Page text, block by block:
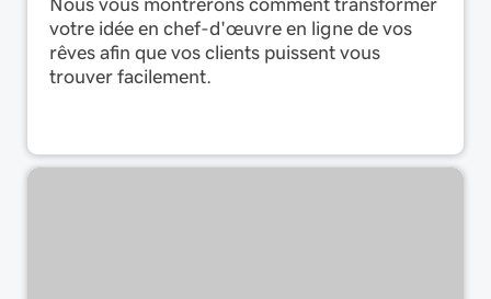
Nous vous montrerons comment transformer
votre idée en chef-d'œuvre en ligne de vos
rêves afin que vos clients puissent vous
trouver facilement.